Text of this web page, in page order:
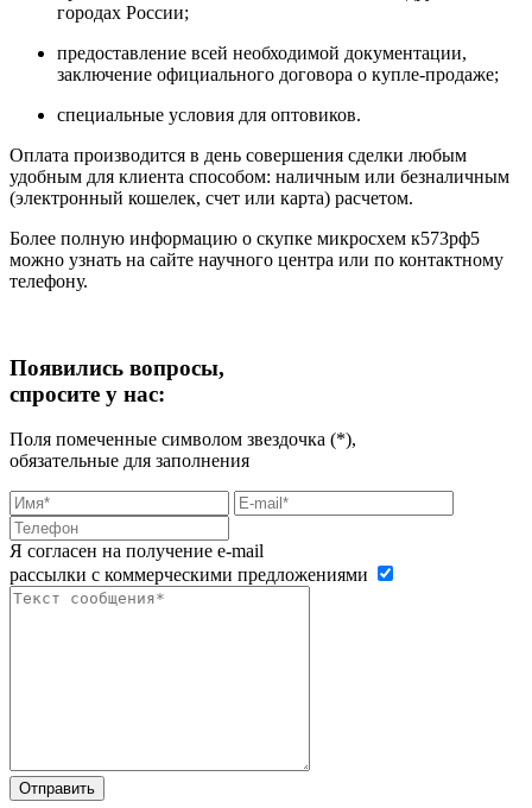
городах России;
предоставление всей необходимой документации,
заключение официального договора о купле-продаже;
специальные условия для оптовиков.
Оплата производится в день совершения сделки любым
удобным для клиента способом: наличным или безналичным
(электронный кошелек, счет или карта) расчетом.
Более полную информацию о скупке микросхем к573рф5
можно узнать на сайте научного центра или по контактному
телефону.
Появились вопросы,
спросите у нас:
Поля помеченные символом звездочка (*),
обязательные для заполнения
Я согласен на получение e-mail
рассылки с коммерческими предложениями